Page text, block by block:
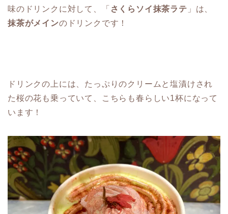
味のドリンクに対して、「 さくらソイ抹茶ラテ 」は、
抹茶がメインのドリンクです！
ドリンクの上には、たっぷりのクリームと塩漬けされ
た桜の花も乗っていて、こちらも春らしい1杯になって
います！